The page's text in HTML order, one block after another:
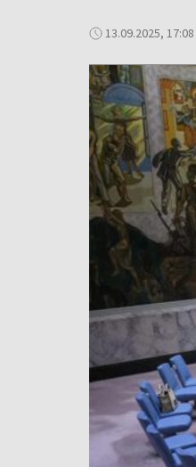
13.09.2025, 17:08